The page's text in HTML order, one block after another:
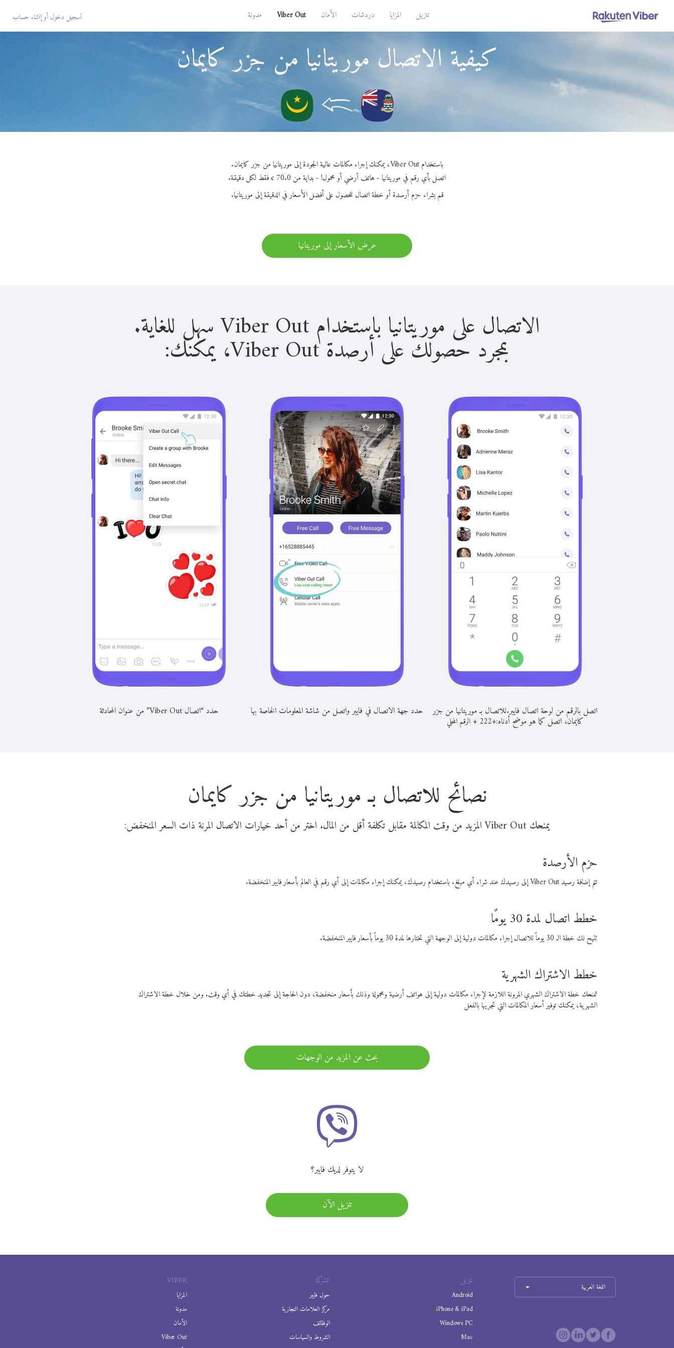
تنزيل المزايا دردشات الأمان Viber Out مدونة تسجيل دخول أوإنشاء حساب
كيفية الاتصال موريتانيا من جزر كايمان
باستخدام Viber Out، يمكنك إجراء مكالمات عالية الجودة إلى موريتانيا من جزر كايمان.
اتصل بأي رقم في موريتانيا - هاتف أرضي أو محمول! - بداية من 70.0 ¢ فقط لكل دقيقة.
قم بشراء حزم أرصدة أو خطة اتصال للحصول على أفضل الأسعار في الدقيقة إلى موريتانيا.
عرض الأسعار إلى موريتانيا
الاتصال على موريتانيا باستخدام Viber Out سهل للغاية.
بمجرد حصولك على أرصدة Viber Out، يمكنك:
اتصل بالرقم من لوحة اتصال فايبر.للاتصال بـ موريتانيا من جزر
كايمان، اتصل كما هو موضح أدناه:+
222
+الرقم المحلي
حدد جهة الاتصال في فايبر واتصل من شاشة المعلومات الخاصة بها حدد “اتصال Viber Out” من عنوان المحادثة
نصائح للاتصال بـ موريتانيا من جزر كايمان
يمنحك Viber Out المزيد من وقت المكالمة مقابل تكلفة أقل من المال. اختر من أحد خيارات الاتصال المرنة ذات السعر المنخفض:
حزم الأرصدة
تتم إضافة رصيد Viber Out إلى رصيدك عند شراء أي مبلغ. باستخدام رصيدك، يمكنك إجراء مكالمات إلى أي رقم في العالم بأسعار فايبر المنخفضة.
خطط اتصال لمدة 30 يومًا
تتيح لك خطة الـ 30 يوماً للاتصال إجراء مكالمات دولية إلى الوجهة التي تختارها لمدة 30 يوماً بأسعار فايبر المنخفضة.
خطط الاشتراك الشهرية
تمنحك خطة الاشتراك الشهري المرونة اللازمة لإجراء مكالمات دولية إلى هواتف أرضية ومحمولة وذلك بأسعار منخفضة، دون الحاجة إلى تجديد خطتك في أي وقت. ومن خلال خطة الاشتراك
الشهرية، يمكنك توفير أسعار المكالمات التي تجريها بالفعل
بحث عن المزيد من الوجهات
لا يتوفر لديك فايبر؟
تنزيل الآن
VIBER
المزايا
مدونة
الأمان
Viber Out
الشركة
حول فايبر
مركز العلامات التجارية
الوظائف
الشروط والسياسات
تنزيل
Android
iPhone & iPad
Windows PC
Mac
اللغة العربية